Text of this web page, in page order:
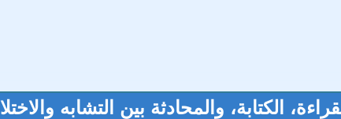
الكتابة، والمحادثة بين التشابه والاختلا